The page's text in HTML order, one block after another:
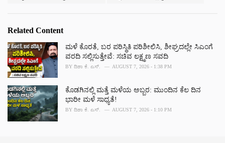
Related Content
ಮಳೆ ಕೊರತೆ, ಬರ ಪರಿಸ್ಥಿತಿ ಪರಿಶೀಲಿಸಿ, ಶೀಘ್ರದಲ್ಲೇ ಸಿಎಂಗೆ
ವರದಿ ಸಲ್ಲಿಸುತ್ತೇವೆ: ಸಚಿವ ಲಕ್ಷ್ಮಣ ಸವದಿ
BY ದಿಶಾ ಕೆ. ಎಸ್. AUGUST 7, 2026 - 1:38 PM
ಕೊಡಗಿನಲ್ಲಿ ಮತ್ತೆ ಮಳೆಯ ಅಬ್ಬರ: ಮುಂದಿನ ಕೆಲ ದಿನ
ಭಾರೀ ಮಳೆ ಸಾಧ್ಯತೆ!
BY ದಿಶಾ ಕೆ. ಎಸ್. AUGUST 7, 2026 - 1:10 PM